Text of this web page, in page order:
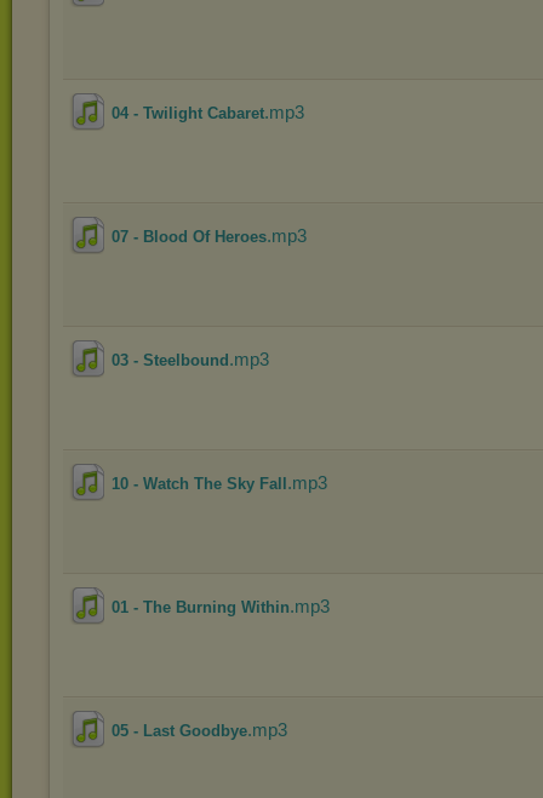
04 - Twilight Cabaret.mp3
07 - Blood Of Heroes.mp3
03 - Steelbound .mp3
10 - Watch The Sky Fall .mp3
01 - The Burning Within.mp3
05 - Last Goodbye.mp3